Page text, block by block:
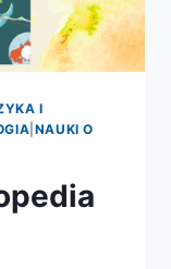
I
NAUKI O